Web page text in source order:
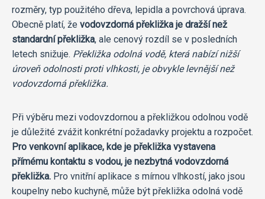
rozměry, typ použitého dřeva, lepidla a povrchová úprava.
Obecně platí, že vodovzdorná překližka je dražší než
standardní překližka, ale cenový rozdíl se v posledních
letech snižuje. Překližka odolná vodě, která nabízí nižší
úroveň odolnosti proti vlhkosti, je obvykle levnější než
vodovzdorná překližka.
Při výběru mezi vodovzdornou a překližkou odolnou vodě
je důležité zvážit konkrétní požadavky projektu a rozpočet.
Pro venkovní aplikace, kde je překližka vystavena
přímému kontaktu s vodou, je nezbytná vodovzdorná
překližka. Pro vnitřní aplikace s mírnou vlhkostí, jako jsou
koupelny nebo kuchyně, může být překližka odolná vodě